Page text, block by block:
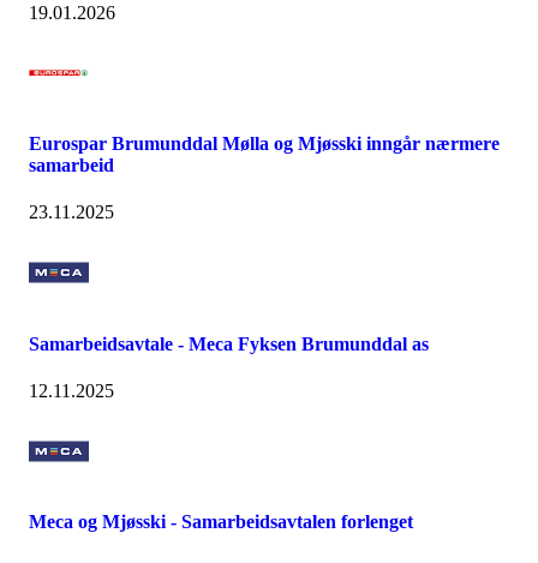
19.01.2026
Eurospar Brumunddal Mølla og Mjøsski inngår nærmere
samarbeid
23.11.2025
Samarbeidsavtale - Meca Fyksen Brumunddal as
12.11.2025
Meca og Mjøsski - Samarbeidsavtalen forlenget